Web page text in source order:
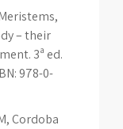
– their
3ª ed.
978-0-
Cordoba